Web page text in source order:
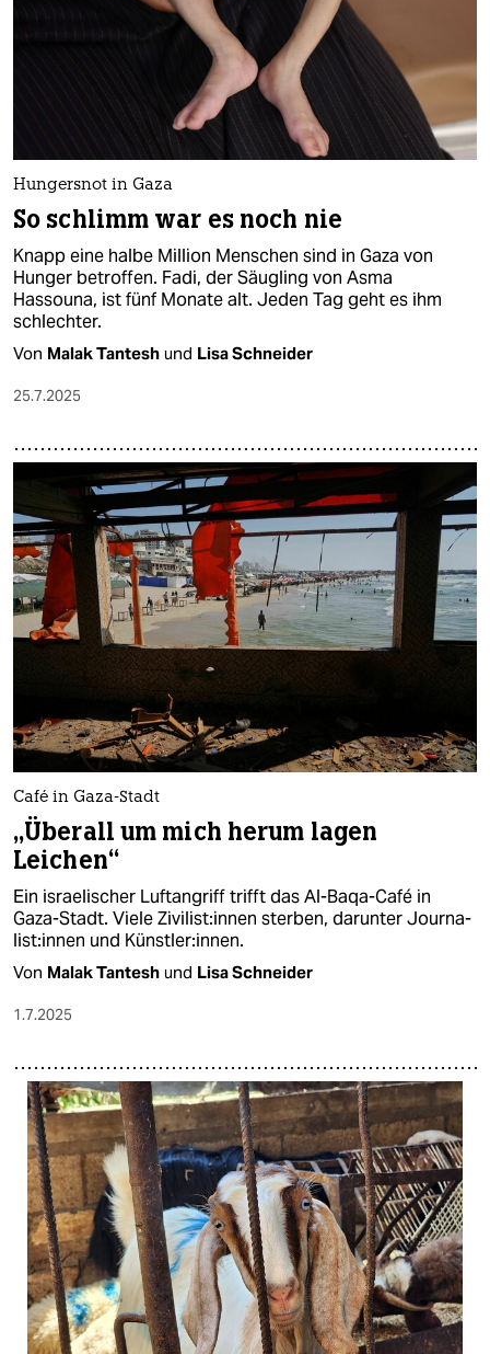
Hungersnot in Gaza
So schlimm war es noch nie
Knapp eine halbe Million Menschen sind in Gaza von
Hunger betroffen. Fadi, der Säugling von Asma
Hassouna, ist fünf Monate alt. Jeden Tag geht es ihm
schlechter.
Von Malak Tantesh und Lisa Schneider
25.7.2025
Café in Gaza-Stadt
„Überall um mich herum lagen
Leichen“
Ein israelischer Luftangriff trifft das Al-Baqa-Café in
Gaza-Stadt. Viele Zi­vi­lis­t:in­nen sterben, darunter Jour­na­
lis­t:in­nen und Künst­le­r:in­nen.
Von Malak Tantesh und Lisa Schneider
1.7.2025